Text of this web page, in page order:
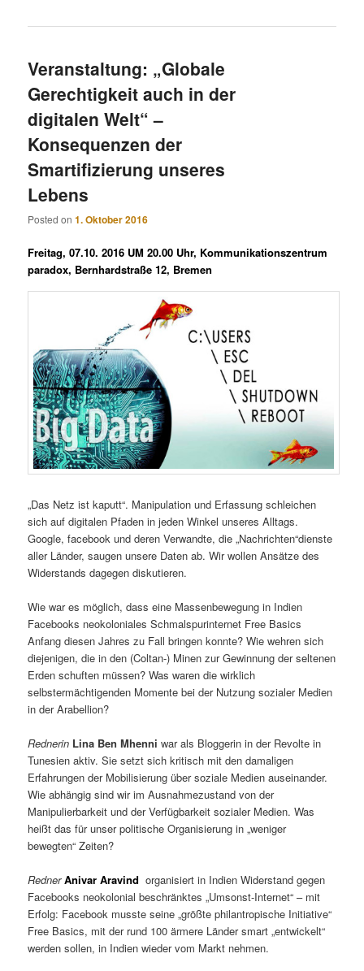
Veranstaltung: „Globale
Gerechtigkeit auch in der
digitalen Welt“ –
Konsequenzen der
Smartifizierung unseres
Lebens
Posted on1. Oktober 2016
Freitag, 07.10. 2016 UM 20.00 Uhr, Kommunikationszentrum
paradox, Bernhardstraße 12, Bremen
„Das Netz ist kaputt“. Manipulation und Erfassung schleichen
sich auf digitalen Pfaden in jeden Winkel unseres Alltags.
Google, facebook und deren Verwandte, die „Nachrichten“dienste
aller Länder, saugen unsere Daten ab. Wir wollen Ansätze des
Widerstands dagegen diskutieren.
Wie war es möglich, dass eine Massenbewegung in Indien
Facebooks neokoloniales Schmalspurinternet Free Basics
Anfang diesen Jahres zu Fall bringen konnte? Wie wehren sich
diejenigen, die in den (Coltan-) Minen zur Gewinnung der seltenen
Erden schuften müssen? Was waren die wirklich
selbstermächtigenden Momente bei der Nutzung sozialer Medien
in der Arabellion?
Rednerin Lina Ben Mhenniwar als Bloggerin in der Revolte in
Tunesien aktiv. Sie setzt sich kritisch mit den damaligen
Erfahrungen der Mobilisierung über soziale Medien auseinander.
Wie abhängig sind wir im Ausnahmezustand von der
Manipulierbarkeit und der Verfügbarkeit sozialer Medien. Was
heißt das für unser politische Organisierung in „weniger
bewegten“ Zeiten?
RednerAnivar Aravindorganisiert in Indien Widerstand gegen
Facebooks neokolonial beschränktes „Umsonst-Internet“ – mit
Erfolg: Facebook musste seine „größte philantropische Initiative“
Free Basics, mit der rund 100 ärmere Länder smart „entwickelt“
werden sollen, in Indien wieder vom Markt nehmen.